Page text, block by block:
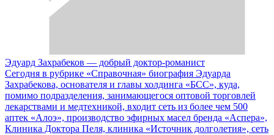
Эдуард Захрабеков — добрый доктор-романист
Сегодня в рубрике «Справочная» биография Эдуарда
Захрабекова, основателя и главы холдинга «БСС», куда,
помимо подразделения, занимающегося оптовой торговлей
лекарствами и медтехникой, входит сеть из более чем 500
аптек «Алоэ», производство эфирных масел бренда «Аспера»,
Клиника Доктора Пеля, клиника «Источник долголетия», сеть